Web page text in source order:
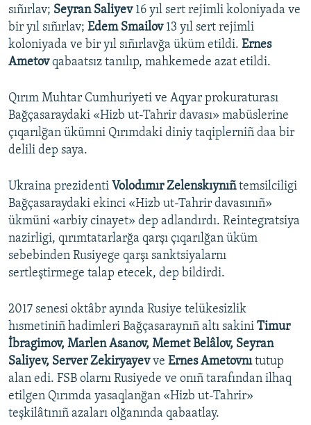
sıñırlav; Seyran Saliyev 16 yıl sert rejimli koloniyada ve
bir yıl sıñırlav; Edem Smailov 13 yıl sert rejimli
koloniyada ve bir yıl sıñırlavğa üküm etildi. Ernes
Ametovqabaatsız tanılıp, mahkemede azat etildi.
Qırım Muhtar Cumhuriyeti ve Aqyar prokuraturası
Bağçasaraydaki «Hizb ut-Tahrir davası» mabüslerine
çıqarılğan ükümni Qırımdaki diniy taqiplerniñ daa bir
delili dep saya.
Ukraina prezidenti Volodımır Zelenskıynıñtemsilciligi
Bağçasaraydaki ekinci «Hizb ut-Tahrir davasınıñ»
ükmüni «arbiy cinayet» dep adlandırdı. Reintegratsiya
nazirligi, qırımtatarlarğa qarşı çıqarılğan üküm
sebebinden Rusiyege qarşı sanktsiyalarnı
sertleştirmege talap etecek, dep bildirdi.
2017 senesi oktâbr ayında Rusiye telükesizlik
hısmetiniñ hadimleri Bağçasaraynıñ altı sakini Timur
İbragimov, Marlen Asanov, Memet Belâlov, Seyran
Saliyev, Server Zekiryayevve Ernes Ametovnıtutup
alan edi. FSB olarnı Rusiyede ve onıñ tarafından ilhaq
etilgen Qırımda yasaqlanğan «Hizb ut-Tahrir»
teşkilâtınıñ azaları olğanında qabaatlay.